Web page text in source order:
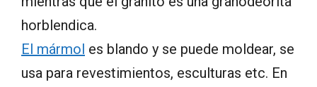
horblendica.
El mármol es blando y se puede moldear, se
usa para revestimientos, esculturas etc. En